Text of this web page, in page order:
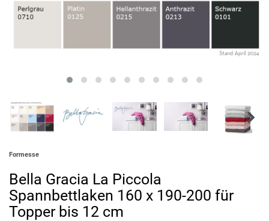
Formesse
Bella Gracia La Piccola
Spannbettlaken 160 x 190-200 für
Topper bis 12 cm